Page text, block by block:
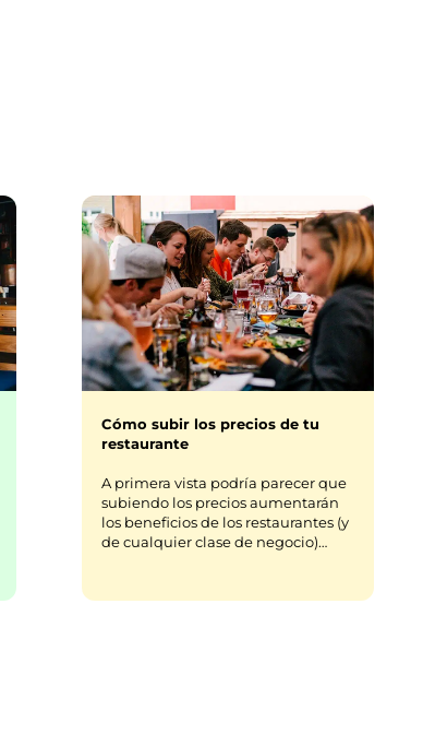
Cómo subir los precios de tu
restaurante
A primera vista podría parecer que
subiendo los precios aumentarán
los beneficios de los restaurantes (y
de cualquier clase de negocio)…